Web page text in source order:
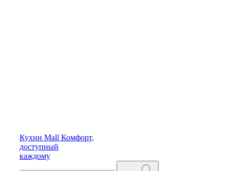
Кухни Mall Комфорт,
доступный
каждому